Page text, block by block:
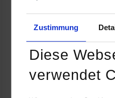
Zustimmung
Diese
verwendet